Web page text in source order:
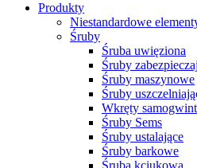
Produkty
Niestandardowe
Śruby
Śruba uwięziona
Śruby
Śruby maszynowe
Śruby
Wkręty
Śruby Sems
Śruby ustalające
Śruby barkowe